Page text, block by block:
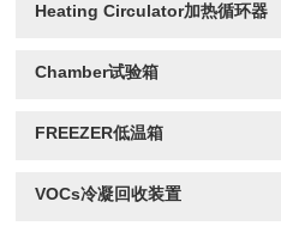
Heating Circulator加热循环器
Chamber试验箱
FREEZER低温箱
VOCs冷凝回收装置